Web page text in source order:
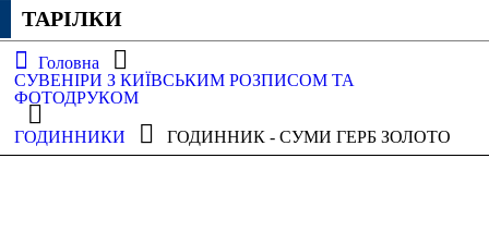
ТАРІЛКИ
Головна
СУВЕНІРИ З КИЇВСЬКИМ РОЗПИСОМ ТА
ФОТОДРУКОМ
ГОДИННИКИ ГОДИННИК - СУМИ ГЕРБ ЗОЛОТО